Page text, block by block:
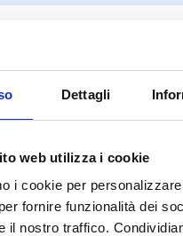
Dettagli
web utilizza i cookie
i cookie per
fornire funzionalità dei
il nostro traffico.